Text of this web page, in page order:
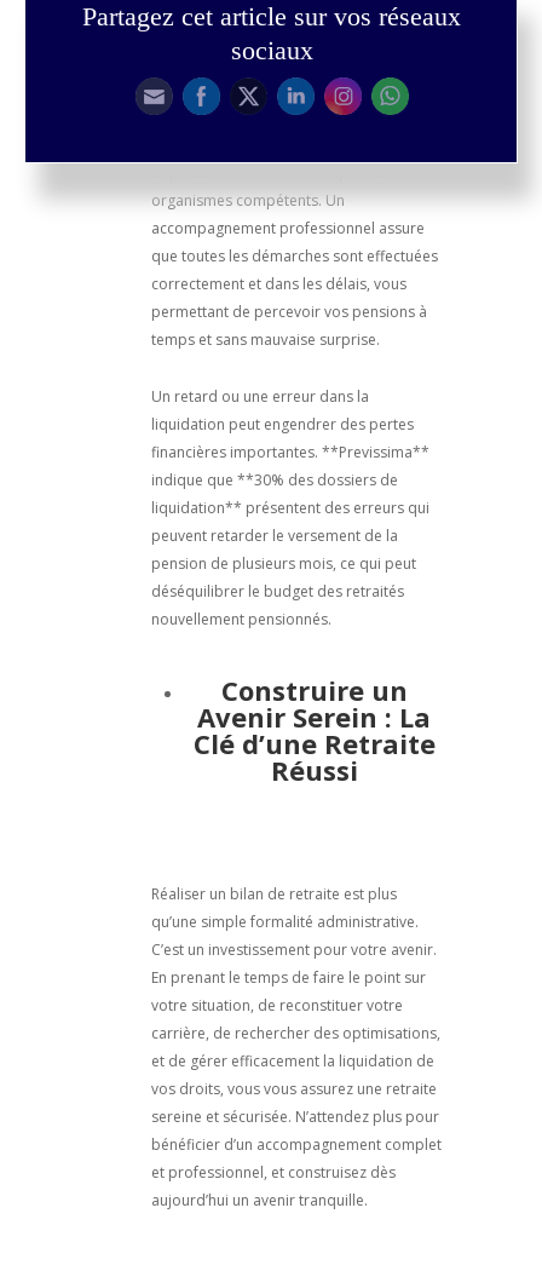
Enfin, la gestion de la liquidation de votre
retraite est une étape clé où il est crucial
de ne commettre aucune erreur. Cette
organismes compétents. Un
accompagnement professionnel assure
que toutes les démarches sont effectuées
correctement et dans les délais, vous
permettant de percevoir vos pensions à
temps et sans mauvaise surprise.
Un retard ou une erreur dans la
liquidation peut engendrer des pertes
financières importantes. **Previssima**
indique que **30% des dossiers de
liquidation** présentent des erreurs qui
peuvent retarder le versement de la
pension de plusieurs mois, ce qui peut
déséquilibrer le budget des retraités
nouvellement pensionnés.
Construire un
Avenir Serein : La
Clé d’une Retraite
Réussi
Réaliser un bilan de retraite est plus
qu’une simple formalité administrative.
C’est un investissement pour votre avenir.
En prenant le temps de faire le point sur
votre situation, de reconstituer votre
carrière, de rechercher des optimisations,
et de gérer efficacement la liquidation de
vos droits, vous vous assurez une retraite
sereine et sécurisée. N’attendez plus pour
bénéficier d’un accompagnement complet
et professionnel, et construisez dès
aujourd’hui un avenir tranquille.
Partagez cet article sur vos réseaux
sociaux